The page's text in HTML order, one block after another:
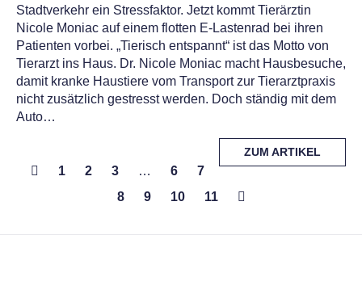
Stadtverkehr ein Stressfaktor. Jetzt kommt Tierärztin
Nicole Moniac auf einem flotten E-Lastenrad bei ihren
Patienten vorbei. „Tierisch entspannt“ ist das Motto von
Tierarzt ins Haus. Dr. Nicole Moniac macht Hausbesuche,
damit kranke Haustiere vom Transport zur Tierarztpraxis
nicht zusätzlich gestresst werden. Doch ständig mit dem
Auto…
ZUM ARTIKEL
POSTS
1 2 3 … 6
7
8
9 10 11